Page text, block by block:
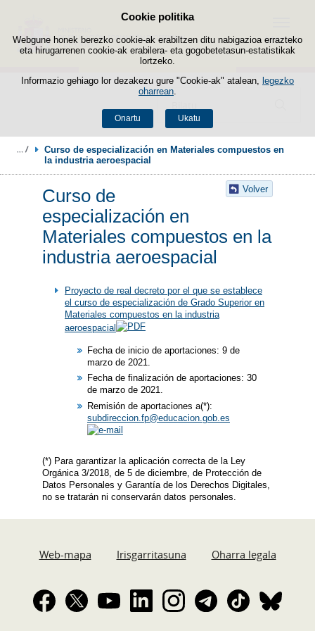
Cookie politika
Webgune honek berezko cookie-ak erabiltzen ditu nabigazioa errazteko
eta hirugarrenen cookie-ak erabilera- eta gogobetetasun-estatistikak
lortzeko.
Informazio gehiago lor dezakezu gure "Cookie-ak" atalean, legezko
oharrean
Onartu Ukatu
Edukira salto egin
Menua
Curso de especialización en Materiales compuestos en
la industria aeroespacial
Volver
Curso de
especialización en
Materiales compuestos en la
industria aeroespacial
Proyecto de real decreto por el que se establece
el curso de especialización de Grado Superior en
Materiales compuestos en la industria
aeroespacial
Fecha de inicio de aportaciones: 9 de
marzo de 2021.
Fecha de finalización de aportaciones: 30
de marzo de 2021.
Remisión de aportaciones a(*):
subdireccion.fp@educacion.gob.es
(*) Para garantizar la aplicación correcta de la Ley
Orgánica 3/2018, de 5 de diciembre, de Protección de
Datos Personales y Garantía de los Derechos Digitales,
no se tratarán ni conservarán datos personales.
Web-mapa Irisgarritasuna Oharra legala